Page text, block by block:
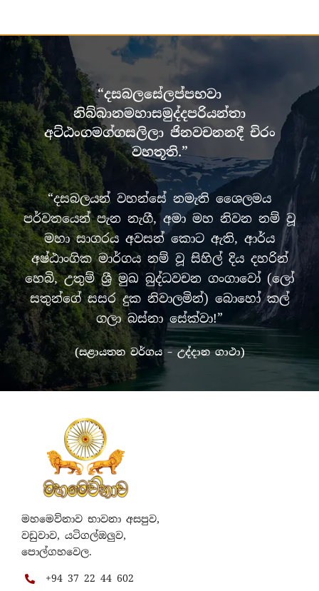
“දසබලසේලප්පභවා
නිබ්බානමහාසමුද්දපරියන්තා
අට්ඨංගමග්ගසලිලා ජිනවචනනදී චිරං
වහතූති.”
“දසබලයන් වහන්සේ නමැති ශෛලමය
පර්වතයෙන් පැන නැගී, අමා මහ නිවන නම් වූ
මහා සාගරය අවසන් කොට ඇති, ආර්ය
අෂ්ඨාංගික මාර්ගය නම් වූ සිහිල් දිය දහරින්
හෙබි, උතුම් ශ්‍රී මුඛ බුද්ධවචන ගංගාවෝ (ලෝ
සතුන්ගේ සසර දුක නිවාලමින්) බොහෝ කල්
ගලා බස්නා සේක්වා!”
(සළායතන වර්ගය – උද්දාන ගාථා)
මහමෙව්නාව භාවනා අසපුව,
වඩුවාව, යටිගල්ඔලුව,
පොල්ගහවෙල.
+94 37 22 44 602